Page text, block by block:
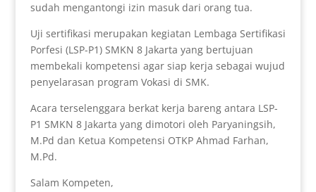
sudah mengantongi izin masuk dari orang tua.
Uji sertifikasi merupakan kegiatan Lembaga Sertifikasi
Porfesi (LSP-P1) SMKN 8 Jakarta yang bertujuan
membekali kompetensi agar siap kerja sebagai wujud
penyelarasan program Vokasi di SMK.
Acara terselenggara berkat kerja bareng antara LSP-
P1 SMKN 8 Jakarta yang dimotori oleh Paryaningsih,
M.Pd dan Ketua Kompetensi OTKP Ahmad Farhan,
M.Pd.
Salam Kompeten,